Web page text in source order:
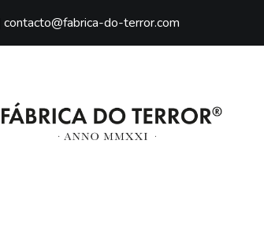
contacto@fabrica-do-terror.com